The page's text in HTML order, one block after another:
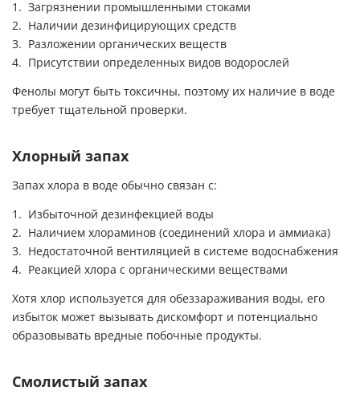
Загрязнении промышленными стоками
Наличии дезинфицирующих средств
Разложении органических веществ
Присутствии определенных видов водорослей
Фенолы могут быть токсичны, поэтому их наличие в воде
требует тщательной проверки.
Хлорный запах
Запах хлора в воде обычно связан с:
Избыточной дезинфекцией воды
Наличием хлораминов (соединений хлора и аммиака)
Недостаточной вентиляцией в системе водоснабжения
Реакцией хлора с органическими веществами
Хотя хлор используется для обеззараживания воды, его
избыток может вызывать дискомфорт и потенциально
образовывать вредные побочные продукты.
Смолистый запах